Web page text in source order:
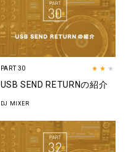
PART 30 ★★ ★
USB SEND RETURNの紹介
DJ MIXER